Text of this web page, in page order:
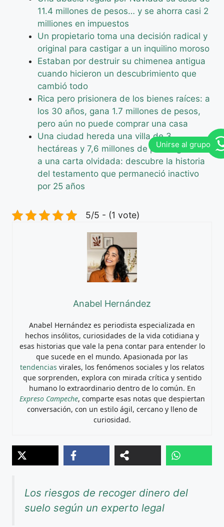
11.4 millones de pesos… y se ahorra casi 2
milliones en impuestos
Un propietario toma una decisión radical y
original para castigar a un inquilino moroso
Estaban por destruir su chimenea antigua
cuando hicieron un descubrimiento que
cambió todo
Rica pero prisionera de los bienes raíces: a
los 30 años, gana 1.7 millones de pesos,
pero aún no puede comprar una casa
Una ciudad hereda una villa de 3
hectáreas y 7,6 millones de pesos gracias
a una carta olvidada: descubre la historia
del testamento que permaneció inactivo
por 25 años
5/5 - (1 vote)
Anabel Hernández
Anabel Hernández es periodista especializada en
hechos insólitos, curiosidades de la vida cotidiana y
esas historias que vale la pena contar para entender lo
que sucede en el mundo. Apasionada por las
tendencias virales, los fenómenos sociales y los relatos
que sorprenden, explora con mirada crítica y sentido
humano lo extraordinario dentro de lo común. En
Expreso Campeche, comparte esas notas que despiertan
conversación, con un estilo ágil, cercano y lleno de
curiosidad.
Los riesgos de recoger dinero del
suelo según un experto legal